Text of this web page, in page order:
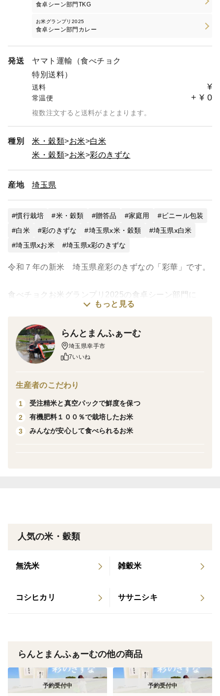
食卓シーン部門TKG
お米グランプリ2025
食卓シーン部門カレー
発送
ヤマト運輸（食べチョク
特別送料）
送料 ¥
常温便 + ¥ 0
複数注文すると送料がまとまります。
種別 米・穀類 お米
白米
米・穀類
お米 彩のきずな
産地 埼玉県
慣行栽培 米・穀類 贈答品 家庭用
ビニール包装
白米
彩のきずな 埼玉県x米・穀類
埼玉県x白米
埼玉県xお米
埼玉県x彩のきずな
令和７年の新米 埼玉県産彩のきずなの「彩華」です。
食べチョクお米グランプリ2025の食卓シーン部門に
のダブル受賞した自慢のお米です✨
【品種】彩のきずな
米です。まだご存じない方もいらっしゃるとは思います
が、「令和6年産米の食味ランキング」にて、最高ラン
クである「特A」評価を5年連続で獲得している品種で
す！
【こだわり１】精米したてのお米を真空パックでお届
らんとまんふぁーむでは、ご注文いただいてから精米す
パックにすることで虫の侵入や菌が増えるのを防ぐこと
※真空状態のまま長期間保管すると、お米の水分量が若
干減少しますので、お米を炊く際に水を少し多めにして
炊いていただくとよりおいしく召し上がれます。
もっと見る
らんとまんふぁーむ
埼玉県幸手市
7いいね
生産者のこだわり
1
受注精米と真空パックで鮮度を保つ
2
有機肥料１００％で栽培したお米
3
みんなが安心して食べられるお米
人気の米・穀類
無洗米 雑穀米
コシヒカリ ササニシキ
らんとまんふぁーむの他の商品